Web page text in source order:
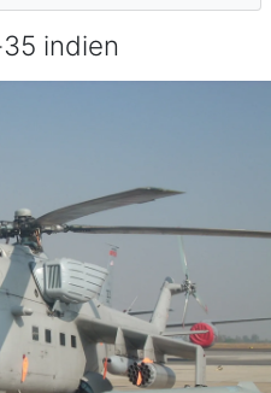
viens d'arriver il y a quelques
mêmes noms qu'aujourd'hui
espérantque ces
auront plu ; Agur…
samedi
un peu trop loin pour moi !
indien